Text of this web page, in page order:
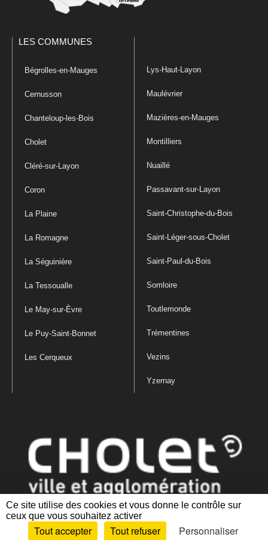
Ce site utilise des cookies et vous donne le contrôle sur
ceux que vous souhaitez activer
Tout accepter Tout refuser Personnaliser
LES COMMUNES
Bégrolles-en-Mauges
Cernusson
Chanteloup-les-Bois
Cholet
Cléré-sur-Layon
Coron
La Plaine
La Romagne
La Séguinière
La Tessoualle
Le May-sur-Èvre
Le Puy-Saint-Bonnet
Les Cerqueux
Lys-Haut-Layon
Maulévrier
Mazières-en-Mauges
Montilliers
Nuaillé
Passavant-sur-Layon
Saint-Christophe-du-Bois
Saint-Léger-sous-Cholet
Saint-Paul-du-Bois
Somloire
Toutlemonde
Trémentines
Vezins
Yzernay
Mentions légales|Politique de confidentialité
des cookies |Plan du site Accessibilité : partiellement conforme